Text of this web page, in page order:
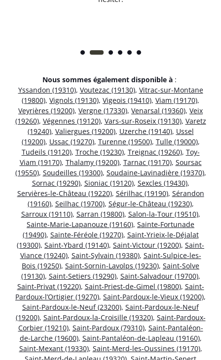
Nous sommes également disponible à :
Yssandon (19310), Voutezac (19130), Vitrac-sur-Montane
(19800), Vignols (19130), Vigeois (19410), Viam (19170),
Veyrières (19200), Vergne (17330), Venarsal (19360), Veix
(19260), Végennes (19120), Vars-sur-Roseix (19130), Varetz
(19240), Valiergues (19200), Uzerche (19140), Ussel
(19200), Ussac (19270), Turenne (19500), Tulle (19000),
Tudeils (19120), Troche (19230), Treignac (19260), Toy-
Viam (19170), Thalamy (19200), Tarnac (19170), Soursac
(19550), Soudeilles (19300), Soudaine-Lavinadière (19370),
Sornac (19290), Sioniac (19120), Sexcles (19430),
Servières-le-Château (19220), Sérilhac (19190), Sérandon
(19160), Seilhac (19700), Ségur-le-Château (19230),
Sarroux (19110), Sarran (19800), Salon-la-Tour (19510),
Sainte-Marie-Lapanouze (19160), Sainte-Fortunade
(19490), Sainte-Féréole (19270), Saint-Yrieix-le-Déjalat
(19300), Saint-Ybard (19140), Saint-Victour (19200), Saint-
Viance (19240), Saint-Sylvain (19380), Saint-Sulpice-les-
Bois (19250), Saint-Sornin-Lavolps (19230), Saint-Solve
(19130), Saint-Setiers (19290), Saint-Salvadour (19700),
Saint-Privat (19220), Saint-Priest-de-Gimel (19800), Saint-
Pardoux-l’Ortigier (19270), Saint-Pardoux-le-Vieux (19200),
Saint-Pardoux-le-Neuf (23200), Saint-Pardoux-le-Neuf
(19200), Saint-Pardoux-la-Croisille (19320), Saint-Pardoux-
Corbier (19210), Saint-Pardoux (79310), Saint-Pantaléon-
de-Larche (19600), Saint-Pantaléon-de-Lapleau (19160),
Saint-Mexant (19330), Saint-Merd-les-Oussines (19170),